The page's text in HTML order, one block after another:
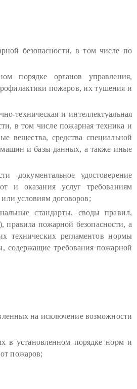
безопасности, в том числе по
порядке органов управления,
пожаров, их тушения и
техническая и интеллектуальная
в том числе пожарная техника и
вещества, средства специальной
и базы данных, а также иные
-документальное удостоверение
и оказания услуг требованиям
условиям договоров;
стандарты, своды правил,
пожарной безопасности, а
технических регламентов нормы
содержащие требования пожарной
на исключение возможности
в установленном порядке норм и
пожаров;